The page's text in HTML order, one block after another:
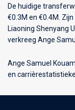
De huidige
€0.3M en €0.4M.
Liaoning Shenyang
verkreeg Ange
Ange Samuel
en